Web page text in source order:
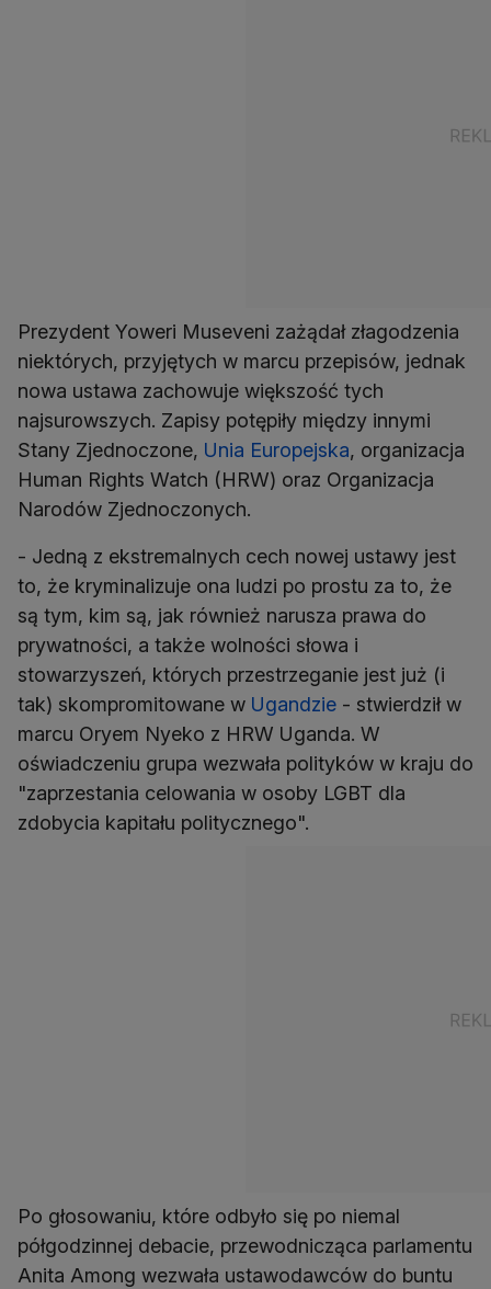
Prezydent Yoweri Museveni zażądał złagodzenia
niektórych, przyjętych w marcu przepisów, jednak
nowa ustawa zachowuje większość tych
najsurowszych. Zapisy potępiły między innymi
Stany Zjednoczone, Unia Europejska, organizacja
Human Rights Watch (HRW) oraz Organizacja
Narodów Zjednoczonych.
- Jedną z ekstremalnych cech nowej ustawy jest
to, że kryminalizuje ona ludzi po prostu za to, że
są tym, kim są, jak również narusza prawa do
prywatności, a także wolności słowa i
stowarzyszeń, których przestrzeganie jest już (i
tak) skompromitowane w Ugandzie - stwierdził w
marcu Oryem Nyeko z HRW Uganda. W
oświadczeniu grupa wezwała polityków w kraju do
"zaprzestania celowania w osoby LGBT dla
zdobycia kapitału politycznego".
Po głosowaniu, które odbyło się po niemal
półgodzinnej debacie, przewodnicząca parlamentu
Anita Among wezwała ustawodawców do buntu